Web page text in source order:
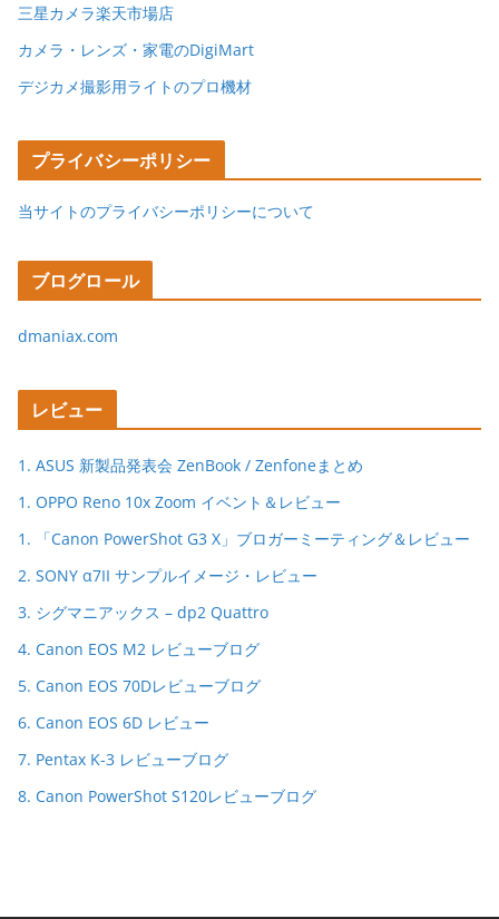
三星カメラ楽天市場店
カメラ・レンズ・家電のDigiMart
デジカメ撮影用ライトのプロ機材
プライバシーポリシー
当サイトのプライバシーポリシーについて
ブログロール
dmaniax.com
レビュー
1. ASUS 新製品発表会 ZenBook / Zenfoneまとめ
1. OPPO Reno 10x Zoom イベント＆レビュー
1. 「Canon PowerShot G3 X」ブロガーミーティング＆レビュー
2. SONY α7II サンプルイメージ・レビュー
3. シグマニアックス – dp2 Quattro
4. Canon EOS M2 レビューブログ
5. Canon EOS 70Dレビューブログ
6. Canon EOS 6D レビュー
7. Pentax K-3 レビューブログ
8. Canon PowerShot S120レビューブログ